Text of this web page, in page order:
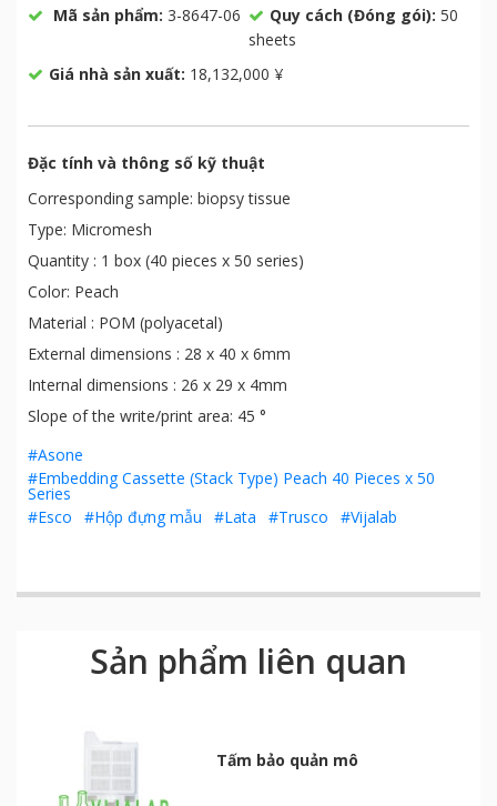
Mã sản phẩm: 3-8647-06 Quy cách (Đóng gói): 50
sheets
Giá nhà sản xuất: 18,132,000 ¥
Đặc tính và thông số kỹ thuật
Corresponding sample: biopsy tissue
Type: Micromesh
Quantity : 1 box (40 pieces x 50 series)
Color: Peach
Material : POM (polyacetal)
External dimensions : 28 x 40 x 6mm
Internal dimensions : 26 x 29 x 4mm
Slope of the write/print area: 45 °
#Asone
#Embedding Cassette (Stack Type) Peach 40 Pieces x 50
Series
#Esco
#Hộp đựng mẫu #Lata #Trusco #Vijalab
Sản phẩm liên quan
Tấm bảo quản mô